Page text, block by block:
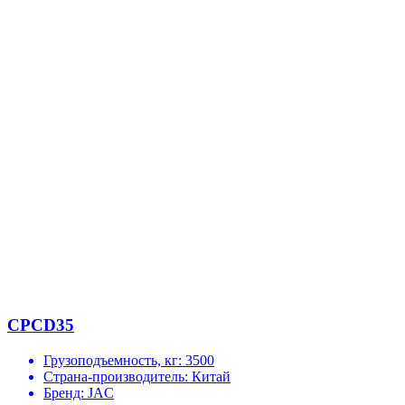
CPCD35
Грузоподъемность, кг: 3500
Страна-производитель: Китай
Бренд: JAC